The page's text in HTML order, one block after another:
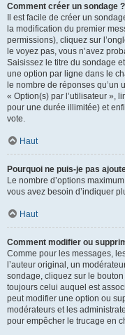
Comment créer un sondage ?
Il est facile de créer un
la modification du premier
permissions), cliquez sur
le voyez pas, vous n’avez
Saisissez le titre du sondage
une option par ligne dans le
le nombre de réponses qu’un
« Option(s) par l’utilisateur »,
pour une durée illimitée) et
vote.
Haut
Pourquoi ne puis-je pas
Le nombre d’options
vous avez besoin d’indiquer
Haut
Comment modifier ou
Comme pour les messages,
l’auteur original, un
sondage, cliquez sur le bouton
toujours celui auquel est
peut modifier une option ou
modérateurs et les
pour empêcher le trucage en